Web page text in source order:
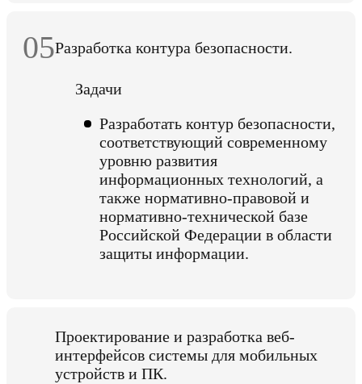
05Разработка контура безопасности.
Задачи
Разработать контур безопасности,
соответствующий современному
уровню развития
информационных технологий, а
также нормативно-правовой и
нормативно-технической базе
Российской Федерации в области
защиты информации.
Проектирование и разработка веб-
интерфейсов системы для мобильных
устройств и ПК.